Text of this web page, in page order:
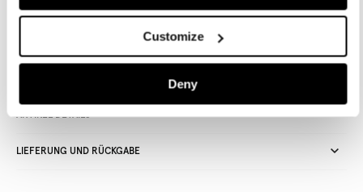
Customize
Deny
im Store
ARTIKEL DETAILS
LIEFERUNG UND RÜCKGABE